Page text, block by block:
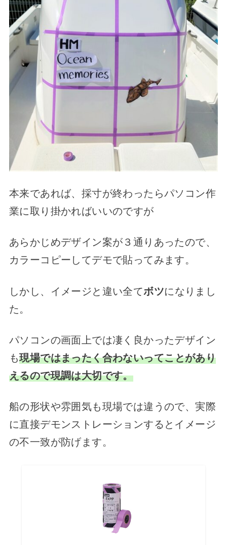
本来であれば、採寸が終わったらパソコン作
業に取り掛かればいいのですが
あらかじめデザイン案が３通りあったので、
カラーコピーしてデモで貼ってみます。
しかし、イメージと違い全てボツになりまし
た。
パソコンの画面上では凄く良かったデザイン
も現場ではまったく合わないってことがあり
えるので現調は大切です。
船の形状や雰囲気も現場では違うので、実際
に直接デモンストレーションするとイメージ
の不一致が防げます。